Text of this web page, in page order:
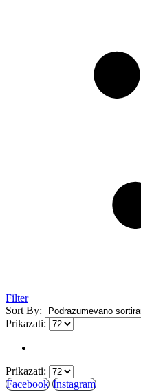
Filter
Sort By:
Prikazati:
Prikazati:
Facebook Instagram